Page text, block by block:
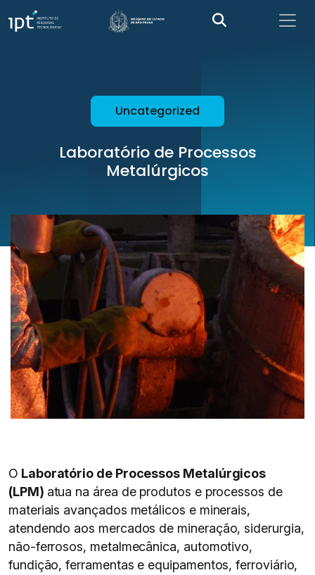
Uncategorized
Laboratório de Processos
Metalúrgicos
O Laboratório de Processos Metalúrgicos
(LPM) atua na área de produtos e processos de
materiais avançados metálicos e minerais,
atendendo aos mercados de mineração, siderurgia,
não-ferrosos, metalmecânica, automotivo,
fundição, ferramentas e equipamentos, ferroviário,